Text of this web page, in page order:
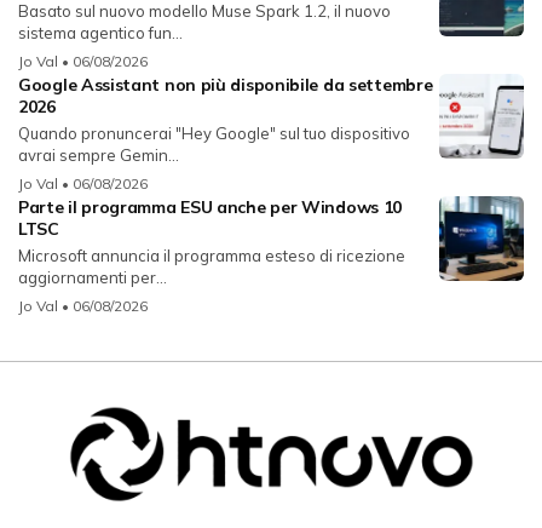
Basato sul nuovo modello Muse Spark 1.2, il nuovo
sistema agentico fun...
Jo Val • 06/08/2026
Google Assistant non più disponibile da settembre
2026
Quando pronuncerai "Hey Google" sul tuo dispositivo
avrai sempre Gemin...
Jo Val • 06/08/2026
Parte il programma ESU anche per Windows 10
LTSC
Microsoft annuncia il programma esteso di ricezione
aggiornamenti per...
Jo Val • 06/08/2026